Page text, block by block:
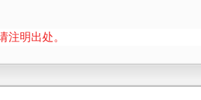
注明出处。